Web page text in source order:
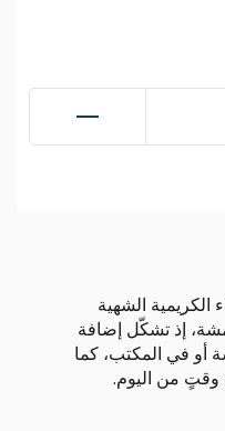
الكريمية الشهية
إذ تشكّل إضافة
أو في المكتب، كما
وقتٍ من اليوم.